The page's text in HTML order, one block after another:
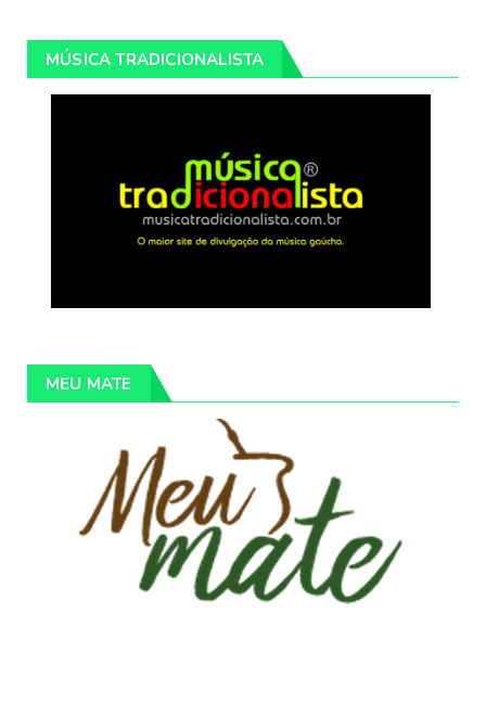
MÚSICA TRADICIONALISTA
MEU MATE